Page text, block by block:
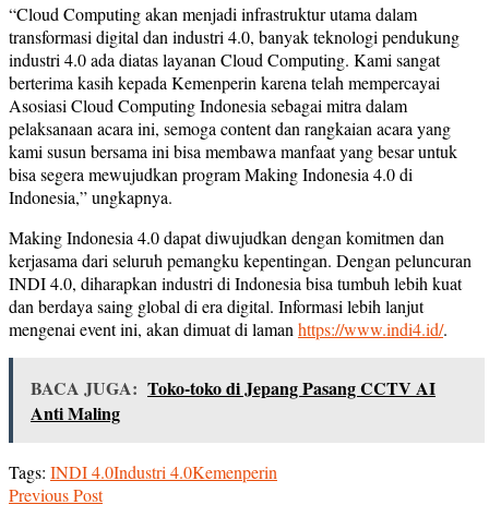
“Cloud Computing akan menjadi infrastruktur utama dalam
transformasi digital dan industri 4.0, banyak teknologi pendukung
industri 4.0 ada diatas layanan Cloud Computing. Kami sangat
berterima kasih kepada Kemenperin karena telah mempercayai
Asosiasi Cloud Computing Indonesia sebagai mitra dalam
pelaksanaan acara ini, semoga content dan rangkaian acara yang
kami susun bersama ini bisa membawa manfaat yang besar untuk
bisa segera mewujudkan program Making Indonesia 4.0 di
Indonesia,” ungkapnya.
Making Indonesia 4.0 dapat diwujudkan dengan komitmen dan
kerjasama dari seluruh pemangku kepentingan. Dengan peluncuran
INDI 4.0, diharapkan industri di Indonesia bisa tumbuh lebih kuat
dan berdaya saing global di era digital. Informasi lebih lanjut
mengenai event ini, akan dimuat di laman https://www.indi4.id/.
BACA JUGA: Toko-toko di Jepang Pasang CCTV AI
Anti Maling
Tags: INDI 4.0Industri 4.0Kemenperin
Previous Post